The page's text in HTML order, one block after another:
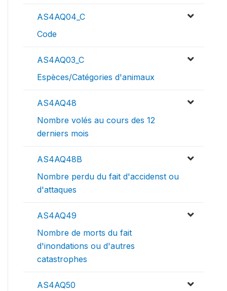
AS4AQ04_C
Code
AS4AQ03_C
Espèces/Catégories d'animaux
AS4AQ48
Nombre volés au cours des 12
derniers mois
AS4AQ48B
Nombre perdu du fait d'accidenst ou
d'attaques
AS4AQ49
Nombre de morts du fait
d'inondations ou d'autres
catastrophes
AS4AQ50